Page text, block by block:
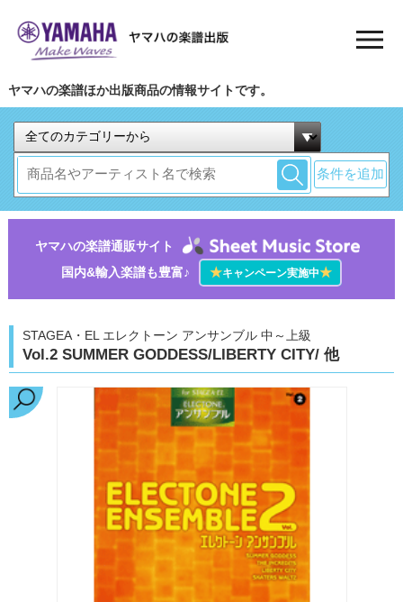
ヤマハの楽譜ほか出版商品の情報サイトです。
条件を追加
ヤマハの楽譜通販サイト
国内&輸入楽譜も豊富♪
★キャンペーン実施中★
STAGEA・EL エレクトーン アンサンブル 中～上級
Vol.2 SUMMER GODDESS/LIBERTY CITY/ 他